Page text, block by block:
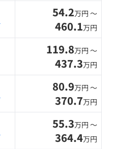
54.2万円 〜
460.1万円
119.8万円 〜
437.3万円
80.9万円 〜
370.7万円
55.3万円 〜
364.4万円